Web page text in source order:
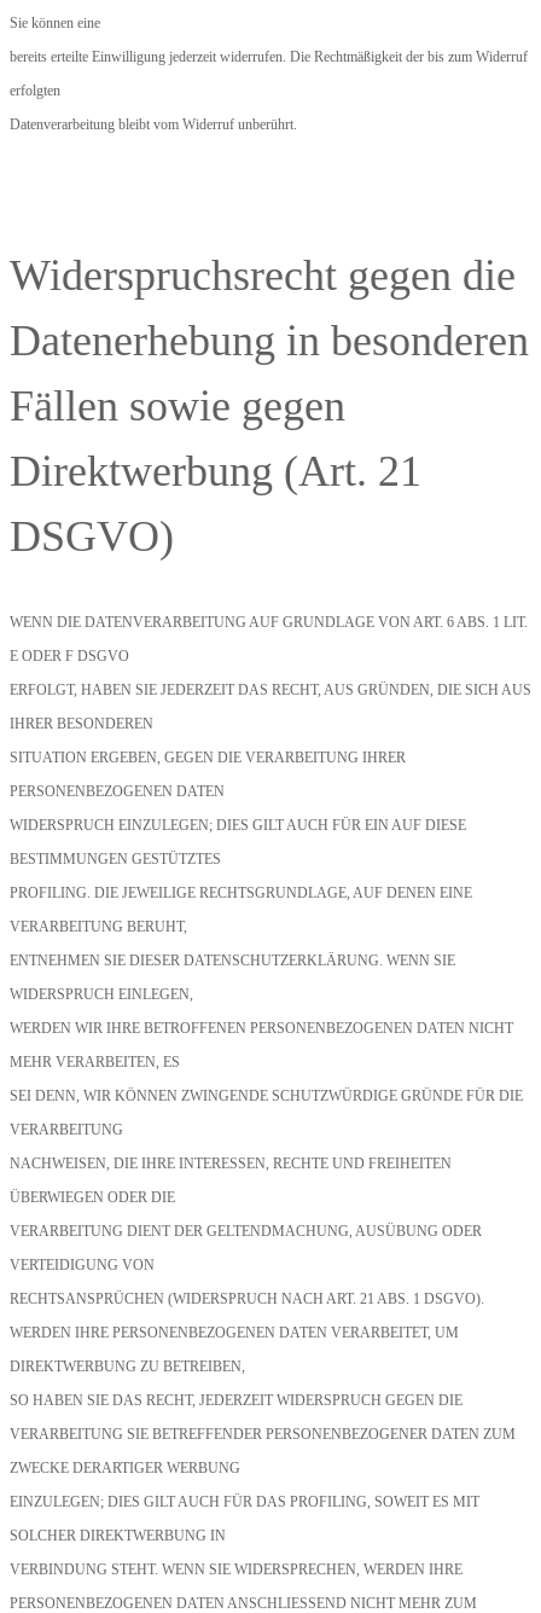
Sie können eine
bereits erteilte Einwilligung jederzeit widerrufen. Die Rechtmäßigkeit der bis zum Widerruf
erfolgten
Datenverarbeitung bleibt vom Widerruf unberührt.
Widerspruchsrecht gegen die
Datenerhebung in besonderen
Fällen sowie gegen
Direktwerbung (Art. 21
DSGVO)
WENN DIE DATENVERARBEITUNG AUF GRUNDLAGE VON ART. 6 ABS. 1 LIT.
E ODER F DSGVO
ERFOLGT, HABEN SIE JEDERZEIT DAS RECHT, AUS GRÜNDEN, DIE SICH AUS
IHRER BESONDEREN
SITUATION ERGEBEN, GEGEN DIE VERARBEITUNG IHRER
PERSONENBEZOGENEN DATEN
WIDERSPRUCH EINZULEGEN; DIES GILT AUCH FÜR EIN AUF DIESE
BESTIMMUNGEN GESTÜTZTES
PROFILING. DIE JEWEILIGE RECHTSGRUNDLAGE, AUF DENEN EINE
VERARBEITUNG BERUHT,
ENTNEHMEN SIE DIESER DATENSCHUTZERKLÄRUNG. WENN SIE
WIDERSPRUCH EINLEGEN,
WERDEN WIR IHRE BETROFFENEN PERSONENBEZOGENEN DATEN NICHT
MEHR VERARBEITEN, ES
SEI DENN, WIR KÖNNEN ZWINGENDE SCHUTZWÜRDIGE GRÜNDE FÜR DIE
VERARBEITUNG
NACHWEISEN, DIE IHRE INTERESSEN, RECHTE UND FREIHEITEN
ÜBERWIEGEN ODER DIE
VERARBEITUNG DIENT DER GELTENDMACHUNG, AUSÜBUNG ODER
VERTEIDIGUNG VON
RECHTSANSPRÜCHEN (WIDERSPRUCH NACH ART. 21 ABS. 1 DSGVO).
WERDEN IHRE PERSONENBEZOGENEN DATEN VERARBEITET, UM
DIREKTWERBUNG ZU BETREIBEN,
SO HABEN SIE DAS RECHT, JEDERZEIT WIDERSPRUCH GEGEN DIE
VERARBEITUNG SIE BETREFFENDER PERSONENBEZOGENER DATEN ZUM
ZWECKE DERARTIGER WERBUNG
EINZULEGEN; DIES GILT AUCH FÜR DAS PROFILING, SOWEIT ES MIT
SOLCHER DIREKTWERBUNG IN
VERBINDUNG STEHT. WENN SIE WIDERSPRECHEN, WERDEN IHRE
PERSONENBEZOGENEN DATEN ANSCHLIESSEND NICHT MEHR ZUM